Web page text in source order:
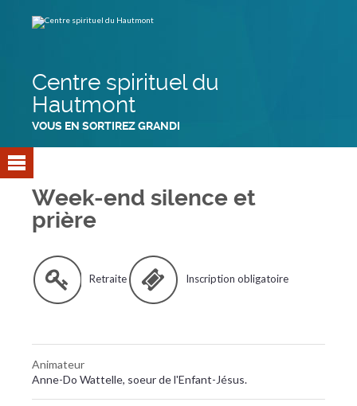
contenu.
Centre spirituel du
Hautmont
VOUS EN SORTIREZ GRANDI
Week-end silence et
prière
Retraite Inscription obligatoire
Animateur
Anne-Do Wattelle, soeur de l'Enfant-Jésus.